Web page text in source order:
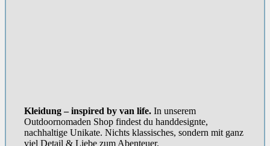
Kleidung – inspired by van life. In unserem
Outdoornomaden Shop findest du handdesignte,
nachhaltige Unikate. Nichts klassisches, sondern mit ganz
viel Detail & Liebe zum Abenteuer.